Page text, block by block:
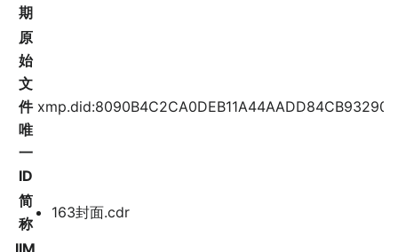
期
原
始
文
件
唯
一
ID
xmp.did:8090B4C2CA0DEB11A44AADD84CB93290
简
称
163封面.cdr